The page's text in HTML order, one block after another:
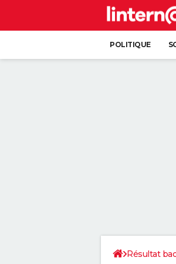
POLITIQUE
Résultat